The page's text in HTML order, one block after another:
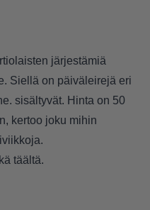
järjestämiä
Siellä on päiväleirejä eri
sisältyvät. Hinta on 50
kertoo joku mihin
täältä.